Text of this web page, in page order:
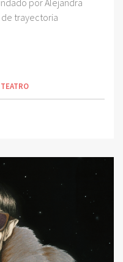
por Alejandra
trayectoria
TEATRO